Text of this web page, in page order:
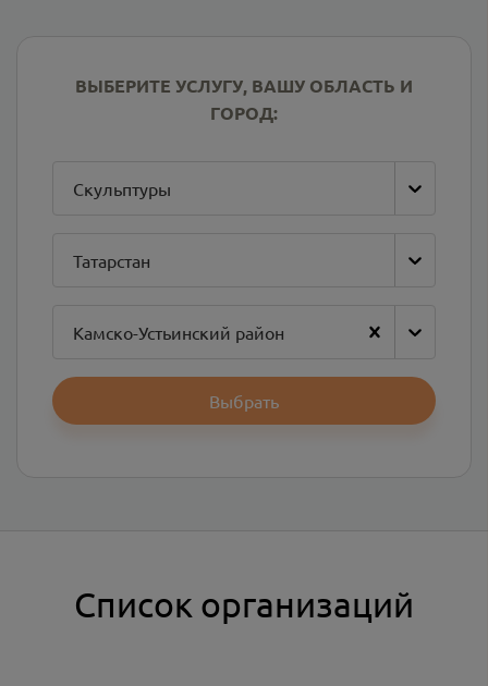
ВЫБЕРИТЕ УСЛУГУ, ВАШУ ОБЛАСТЬ И
ГОРОД:
Скульптуры
Татарстан
Камско-Устьинский район
Выбрать
Список организаций